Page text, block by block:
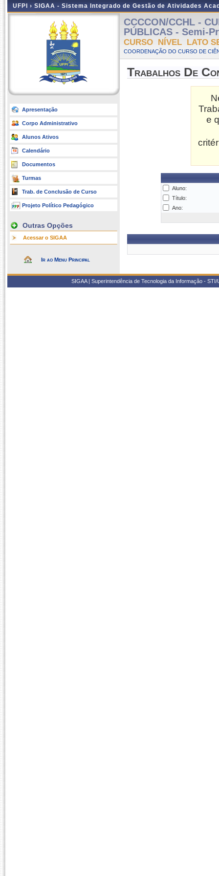
UFPI › SIGAA - Sistema Integrado de Gestão de Atividades
Apresentação
Corpo Administrativo
Alunos Ativos
Calendário
Documentos
Turmas
Trab. de Conclusão de Curso
Projeto Político Pedagógico
Outras Opções
Acessar o SIGAA
Ir ao Menu Principal
CCCCON/CCHL -
PÚBLICAS - Semi-
CURSO NÍVEL LATO
COORDENAÇÃO DO CURSO DE
Trabalhos De
e
Aluno:
Título:
Ano:
SIGAA | Superintendência de Tecnologia da Informação -